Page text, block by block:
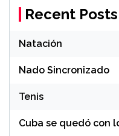
Recent Posts
Natación
Nado Sincronizado
Tenis
Cuba se quedó con